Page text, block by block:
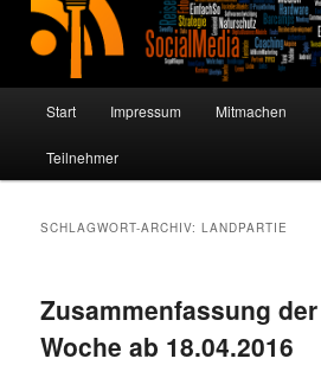
Start Impressum Mitmachen
Teilnehmer
SCHLAGWORT-ARCHIV:LANDPARTIE
Zusammenfassung der
Woche ab 18.04.2016